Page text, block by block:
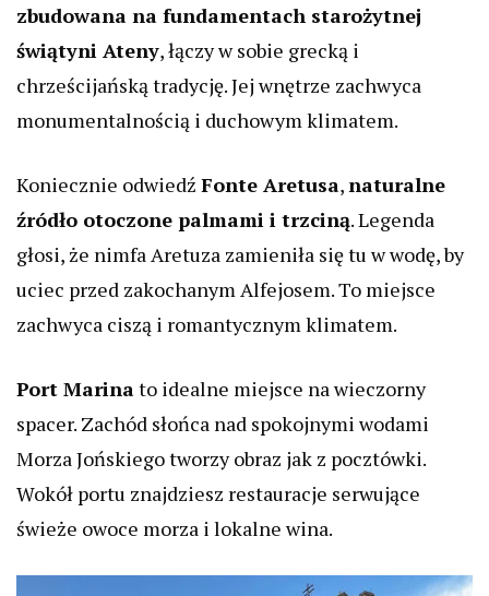
zbudowana na fundamentach starożytnej
świątyni Ateny, łączy w sobie grecką i
chrześcijańską tradycję. Jej wnętrze zachwyca
monumentalnością i duchowym klimatem.
Koniecznie odwiedź Fonte Aretusa,naturalne
źródło otoczone palmami i trzciną. Legenda
głosi, że nimfa Aretuza zamieniła się tu w wodę, by
uciec przed zakochanym Alfejosem. To miejsce
zachwyca ciszą i romantycznym klimatem.
Port Marina to idealne miejsce na wieczorny
spacer. Zachód słońca nad spokojnymi wodami
Morza Jońskiego tworzy obraz jak z pocztówki.
Wokół portu znajdziesz restauracje serwujące
świeże owoce morza i lokalne wina.